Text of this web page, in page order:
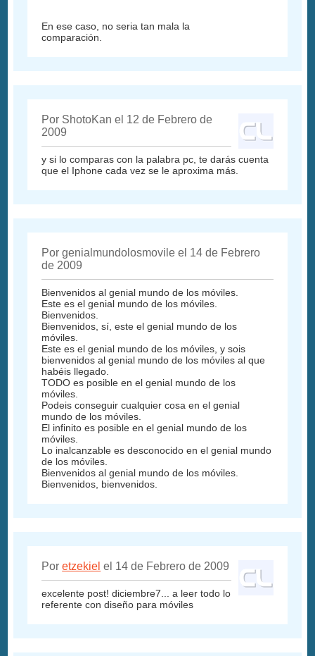
En ese caso, no seria tan mala la
comparación.
Por ShotoKan el 12 de Febrero de
2009
y si lo comparas con la palabra pc, te darás cuenta
que el Iphone cada vez se le aproxima más.
Por genialmundolosmovile el 14 de Febrero
de 2009
Bienvenidos al genial mundo de los móviles.
Este es el genial mundo de los móviles.
Bienvenidos.
Bienvenidos, sí, este el genial mundo de los
móviles.
Este es el genial mundo de los móviles, y sois
bienvenidos al genial mundo de los móviles al que
habéis llegado.
TODO es posible en el genial mundo de los
móviles.
Podeis conseguir cualquier cosa en el genial
mundo de los móviles.
El infinito es posible en el genial mundo de los
móviles.
Lo inalcanzable es desconocido en el genial mundo
de los móviles.
Bienvenidos al genial mundo de los móviles.
Bienvenidos, bienvenidos.
Poretzekiel el 14 de Febrero de 2009
excelente post! diciembre7... a leer todo lo
referente con diseño para móviles